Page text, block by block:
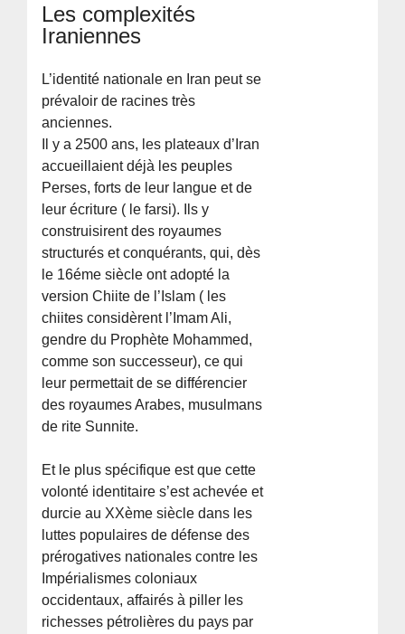
Les complexités
Iraniennes
L’identité nationale en Iran peut se
prévaloir de racines très
anciennes.
Il y a 2500 ans, les plateaux d’Iran
accueillaient déjà les peuples
Perses, forts de leur langue et de
leur écriture ( le farsi). Ils y
construisirent des royaumes
structurés et conquérants, qui, dès
le 16éme siècle ont adopté la
version Chiite de l’Islam ( les
chiites considèrent l’Imam Ali,
gendre du Prophète Mohammed,
comme son successeur), ce qui
leur permettait de se différencier
des royaumes Arabes, musulmans
de rite Sunnite.
Et le plus spécifique est que cette
volonté identitaire s’est achevée et
durcie au XXème siècle dans les
luttes populaires de défense des
prérogatives nationales contre les
Impérialismes coloniaux
occidentaux, affairés à piller les
richesses pétrolières du pays par